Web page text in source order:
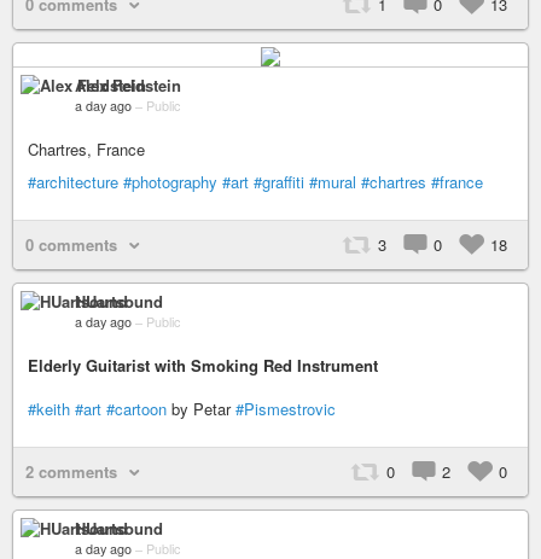
Alex Feldstein
a day ago – Public
Chartres, France
#architecture #photography #art #graffiti #mural #chartres #france
0 comments 3 0 18
HUartsound
a day ago – Public
Elderly Guitarist with Smoking Red Instrument
#keith #art #cartoon by Petar#Pismestrovic
2 comments 0 2 0
HUartsound
a day ago – Public